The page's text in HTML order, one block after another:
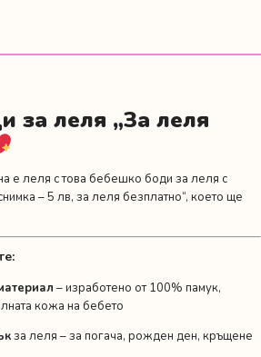
за леля „За леля
е леля с това бебешко боди за леля с
– 5 лв, за леля безплатно“, което ще
– изработено от 100% памук,
кожа на бебето
за леля – за погача, рожден ден, кръщене